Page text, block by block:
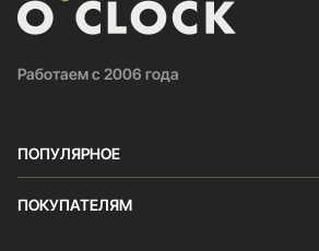
Работаем с 2006 года
ПОПУЛЯРНОЕ
ПОКУПАТЕЛЯМ